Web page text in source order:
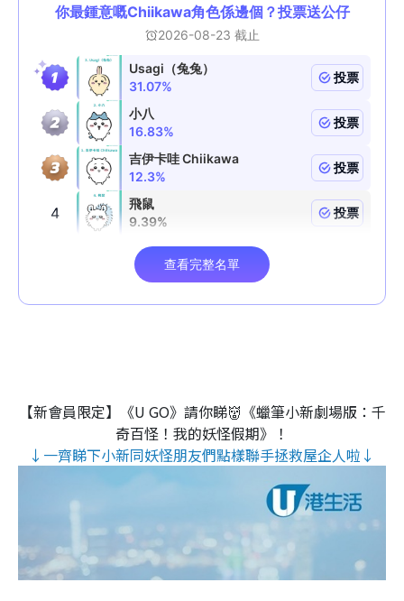
【新會員限定】《U GO》請你睇👹《蠟筆小新劇場版：千
奇百怪！我的妖怪假期》！
↓一齊睇下小新同妖怪朋友們點樣聯手拯救屋企人啦↓